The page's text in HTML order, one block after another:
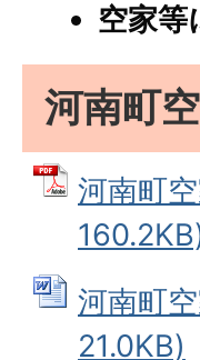
空家等
河南町
河南町
河南町
21.0KB)